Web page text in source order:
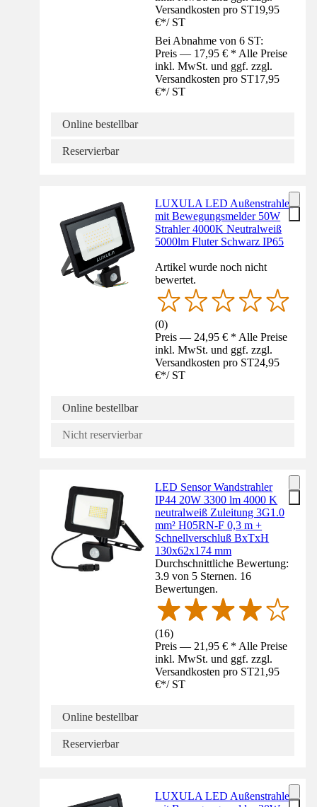
Versandkosten pro ST19,95
€*/ ST
Bei Abnahme von 6 ST:
Preis — 17,95 € * Alle Preise
inkl. MwSt. und ggf. zzgl.
Versandkosten pro ST17,95
€*/ ST
Online bestellbar
Reservierbar
LUXULA LED Außenstrahler
mit Bewegungsmelder 50W
Strahler 4000K Neutralweiß
5000lm Fluter Schwarz IP65
Artikel wurde noch nicht
bewertet.
(0)
Preis — 24,95 € * Alle Preise
inkl. MwSt. und ggf. zzgl.
Versandkosten pro ST24,95
€*/ ST
Online bestellbar
Nicht reservierbar
LED Sensor Wandstrahler
IP44 20W 3300 lm 4000 K
neutralweiß Zuleitung 3G1.0
mm² H05RN-F 0,3 m +
Schnellverschluß BxTxH
130x62x174 mm
Durchschnittliche Bewertung:
3.9 von 5 Sternen. 16
Bewertungen.
(16)
Preis — 21,95 € * Alle Preise
inkl. MwSt. und ggf. zzgl.
Versandkosten pro ST21,95
€*/ ST
Online bestellbar
Reservierbar
LUXULA LED Außenstrahler